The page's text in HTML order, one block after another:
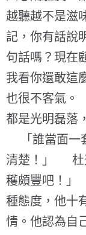
越聽越不是滋
記，你有話說
句話嗎？現在
我看你還敢這
也很不客氣
都是光明磊落
「誰當面一
清楚！」 杜
穫頗豐吧！
種態度，他十
情。他認為自